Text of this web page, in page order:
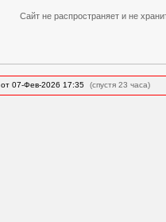
Сайт не распространяет и не
от 07-Фев-2026 17:35 (спустя 23 часа)